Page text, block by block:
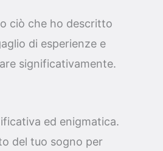
ciò che ho descritto
di esperienze e
significativamente.
ed enigmatica.
del tuo sogno per